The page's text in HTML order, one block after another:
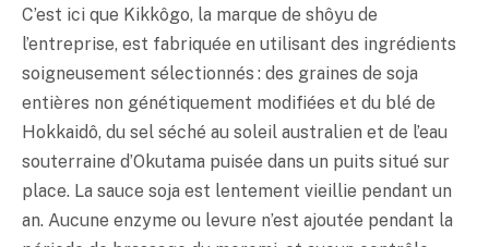
C’est ici que Kikkôgo, la marque de shôyu de
l’entreprise, est fabriquée en utilisant des ingrédients
soigneusement sélectionnés : des graines de soja
entières non génétiquement modifiées et du blé de
Hokkaidô, du sel séché au soleil australien et de l’eau
souterraine d’Okutama puisée dans un puits situé sur
place. La sauce soja est lentement vieillie pendant un
an. Aucune enzyme ou levure n’est ajoutée pendant la